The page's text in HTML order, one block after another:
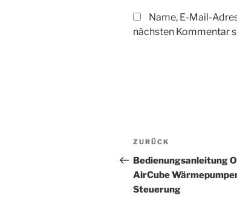
Name, E-Mail-
nächsten Kommentar
Vorheriger
Beitrag
ZURÜCK
Bedienungsanleitung
AirCube
Steuerung